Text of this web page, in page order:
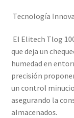
Tecnología
El Elitech Tlog
que deja un
humedad en
precisión
un control
asegurando la
almacenados.